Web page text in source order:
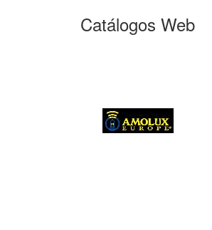
Catálogos Web